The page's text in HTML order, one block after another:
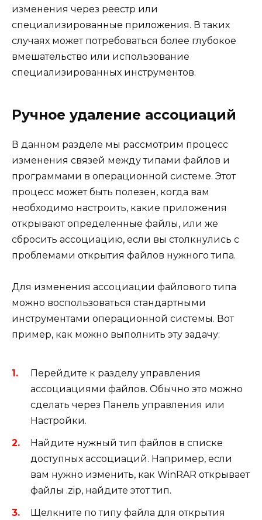
изменения через реестр или
специализированные приложения. В таких
случаях может потребоваться более глубокое
вмешательство или использование
специализированных инструментов.
Ручное удаление ассоциаций
В данном разделе мы рассмотрим процесс
изменения связей между типами файлов и
программами в операционной системе. Этот
процесс может быть полезен, когда вам
необходимо настроить, какие приложения
открывают определенные файлы, или же
сбросить ассоциацию, если вы столкнулись с
проблемами открытия файлов нужного типа.
Для изменения ассоциации файлового типа
можно воспользоваться стандартными
инструментами операционной системы. Вот
пример, как можно выполнить эту задачу:
Перейдите к разделу управления
ассоциациями файлов. Обычно это можно
сделать через Панель управления или
Настройки.
Найдите нужный тип файлов в списке
доступных ассоциаций. Например, если
вам нужно изменить, как WinRAR открывает
файлы .zip, найдите этот тип.
Щелкните по типу файла для открытия